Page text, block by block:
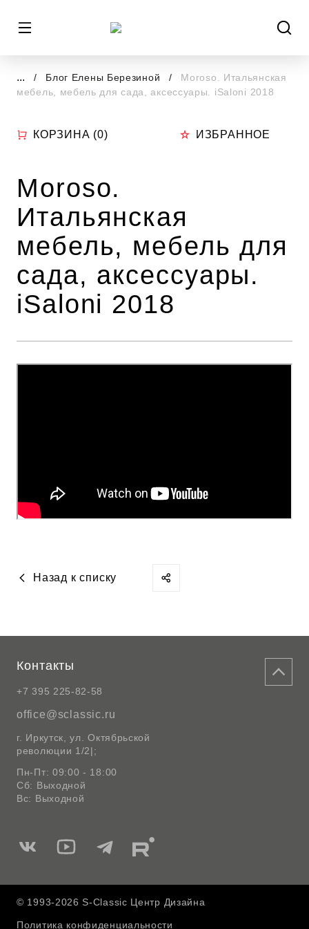
... Блог Елены Березиной
Moroso. Итальянская
мебель, мебель для сада, аксессуары. iSaloni 2018
КОРЗИНА (0) ИЗБРАННОЕ
Moroso.
Итальянская
мебель, мебель для
сада, аксессуары.
iSaloni 2018
Назад к списку
Контакты
+7 395 225-82-58
office@sclassic.ru
г. Иркутск, ул. Октябрьской
революции 1/2|;
Пн-Пт: 09:00 - 18:00
Сб: Выходной
Вс: Выходной
Мы
Вконтакте
Мы
Ютуб
Мы
Telegram
Мы
Rutube
© 1993-2026 S-Classic Центр Дизайна
Политика конфиденциальности